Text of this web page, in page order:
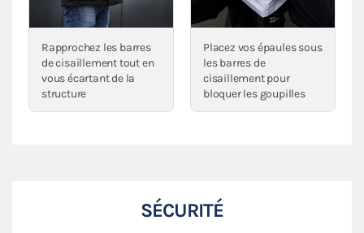
Rapprochez les barres
de cisaillement tout en
vous écartant de la
structure
Placez vos épaules sous
les barres de
cisaillement pour
bloquer les goupilles
SÉCURITÉ